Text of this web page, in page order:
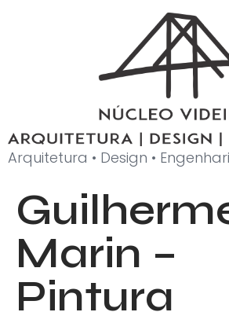
Arquitetura • Design •
Marin –
Pintura